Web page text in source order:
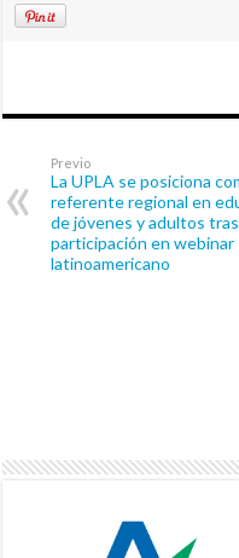
Previo
La UPLA se posiciona
referente regional en
de jóvenes y adultos
participación en webinar
latinoamericano